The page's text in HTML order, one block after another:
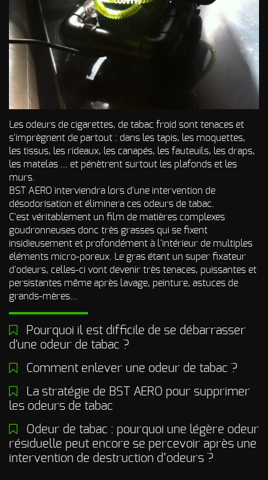
d’incendie
Autres Odeurs
Les odeurs de cigarettes, de tabac froid sont tenaces et
s'imprègnent de partout : dans les tapis, les moquettes,
les tissus, les rideaux, les canapés, les fauteuils, les draps,
les matelas ... et pénètrent surtout les plafonds et les
murs.
BST AERO interviendra lors d'une intervention de
désodorisation et éliminera ces odeurs de tabac.
C'est véritablement un film de matières complexes
goudronneuses donc très grasses qui se fixent
insidieusement et profondément à l'intérieur de multiples
éléments micro-poreux. Le gras étant un super fixateur
d'odeurs, celles-ci vont devenir très tenaces, puissantes et
persistantes même après lavage, peinture, astuces de
grands-mères...
Pourquoi il est difficile de se débarrasser
d'une odeur de tabac ?
Comment enlever une odeur de tabac ?
La stratégie de BST AERO pour supprimer
les odeurs de tabac
Odeur de tabac : pourquoi une légère odeur
résiduelle peut encore se percevoir après une
intervention de destruction d’odeurs ?